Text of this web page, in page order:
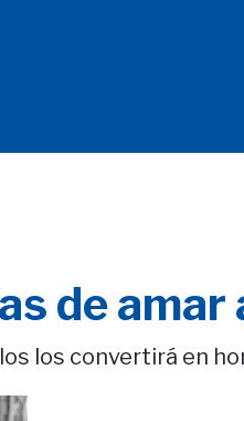
de amar
los convertirá en